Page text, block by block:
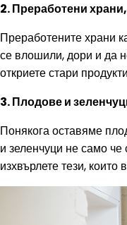
2. Преработени
Преработените храни
се влошили, дори и да
откриете стари
3. Плодове и
Понякога оставяме
и зеленчуци не само
изхвърлете тези, които